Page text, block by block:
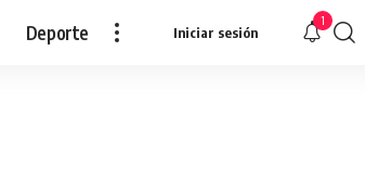
Deporte Iniciar sesión
1